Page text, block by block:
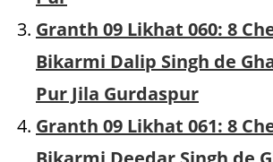
Granth 09 Likhat 060: 8
Bikarmi Dalip Singh de
Pur Jila Gurdaspur
Granth 09 Likhat 061: 8